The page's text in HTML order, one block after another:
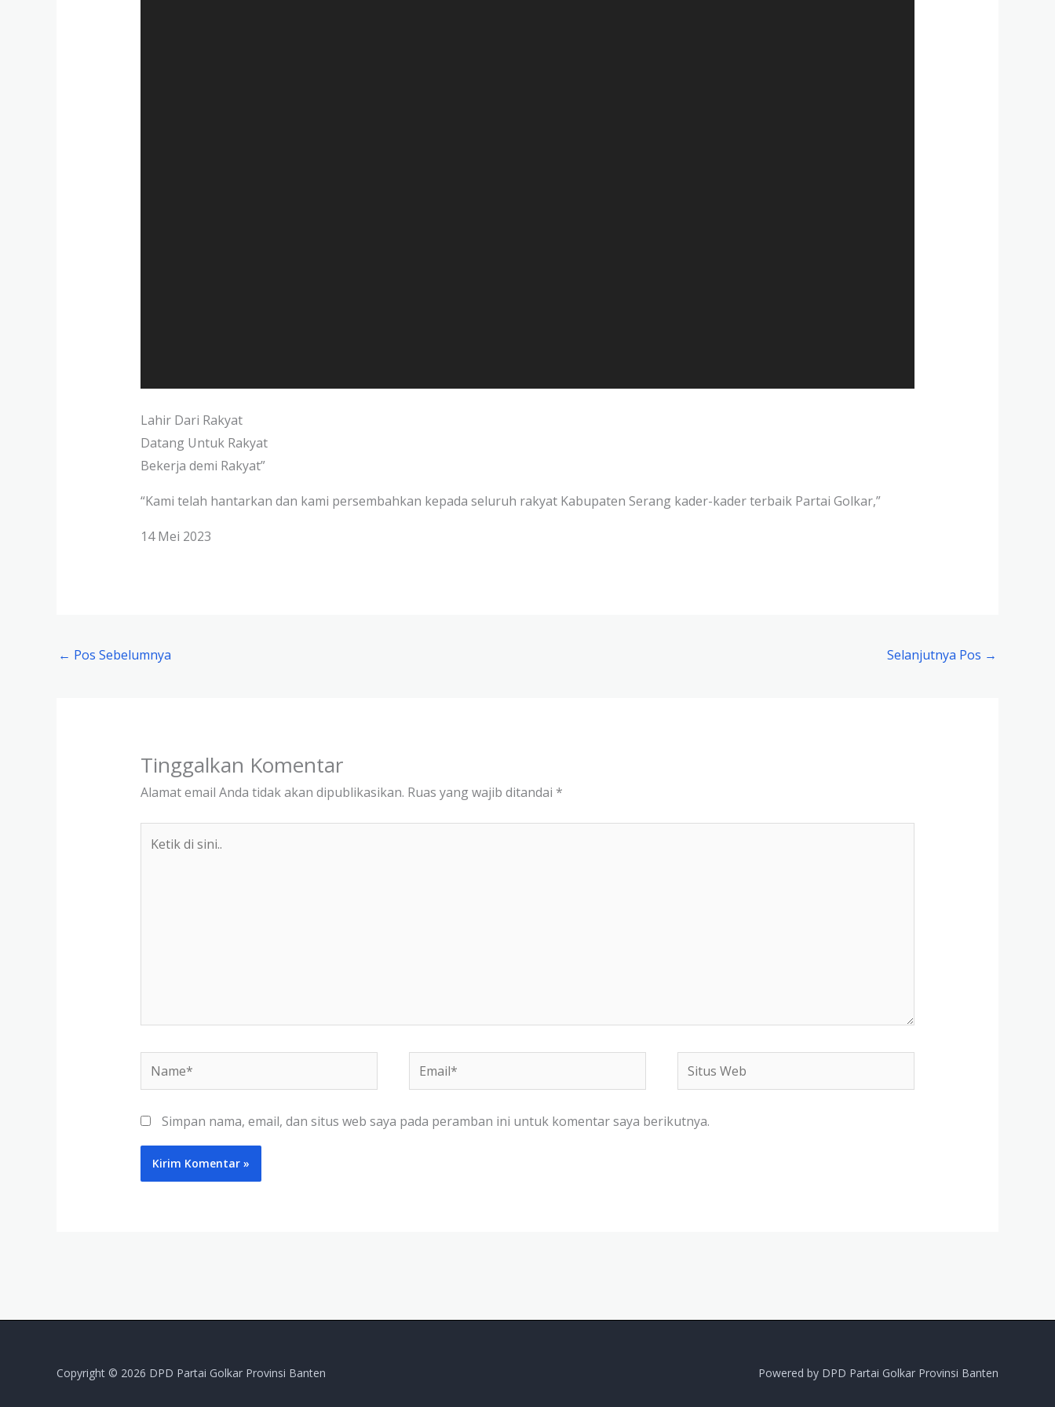
Lahir Dari Rakyat
Datang Untuk Rakyat
Bekerja demi Rakyat”
“Kami telah hantarkan dan kami persembahkan kepada seluruh rakyat Kabupaten Serang kader-kader terbaik Partai Golkar,”
14 Mei 2023
← Pos Sebelumnya Selanjutnya Pos →
Tinggalkan Komentar
Alamat email Anda tidak akan dipublikasikan. Ruas yang wajib ditandai *
Name* Email*
Situs
Web
Simpan nama, email, dan situs web saya pada peramban ini untuk komentar saya berikutnya.
Copyright © 2026 DPD Partai Golkar Provinsi Banten Powered by DPD Partai Golkar Provinsi Banten